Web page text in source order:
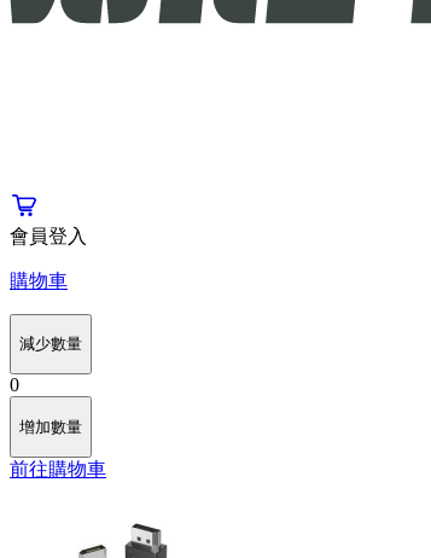
會員登入
購物車
減少數量
0
增加數量
前往購物車